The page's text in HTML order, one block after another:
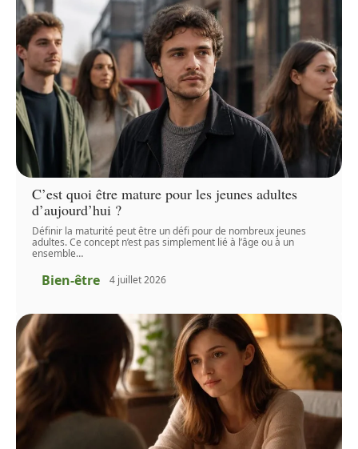
C’est quoi être mature pour les jeunes adultes
d’aujourd’hui ?
Définir la maturité peut être un défi pour de nombreux jeunes
adultes. Ce concept n’est pas simplement lié à l’âge ou à un
ensemble…
Bien-être 4 juillet 2026